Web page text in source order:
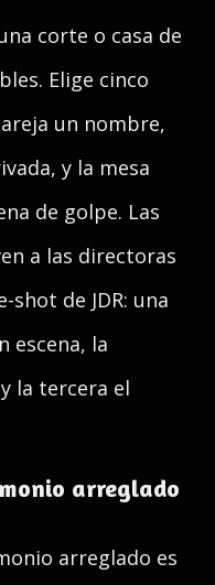
corte o casa de
Elige cinco
un nombre,
y la mesa
de golpe. Las
a las directoras
shot de JDR: una
escena, la
la tercera el
arreglado
arreglado es